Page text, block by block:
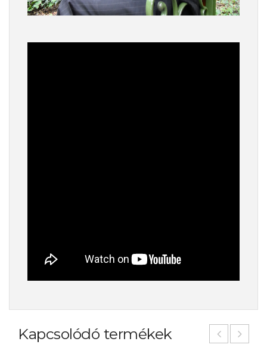
Kapcsolódó termékek